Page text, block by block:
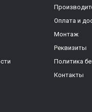
Оплата и
Монтаж
Реквизиты
Политика
Контакты